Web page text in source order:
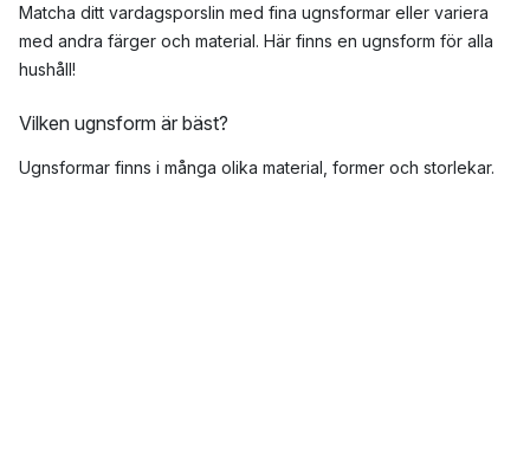
Matcha ditt vardagsporslin med fina ugnsformar eller variera
med andra färger och material. Här finns en ugnsform för alla
hushåll!
Vilken ugnsform är bäst?
Ugnsformar finns i många olika material, former och storlekar.